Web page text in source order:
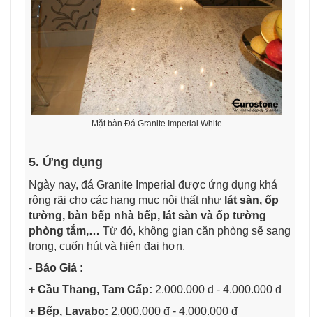
Mặt bàn Đá Granite Imperial White
5. Ứng dụng
Ngày nay, đá Granite Imperial được ứng dụng khá
rộng rãi cho các hạng mục nội thất như lát sàn, ốp
tường, bàn bếp nhà bếp, lát sàn và ốp tường
phòng tắm,… Từ đó, không gian căn phòng sẽ sang
trọng, cuốn hút và hiện đại hơn.
- Báo Giá :
+ Cầu Thang, Tam Cấp: 2.000.000 đ - 4.000.000 đ
+ Bếp, Lavabo: 2.000.000 đ - 4.000.000 đ